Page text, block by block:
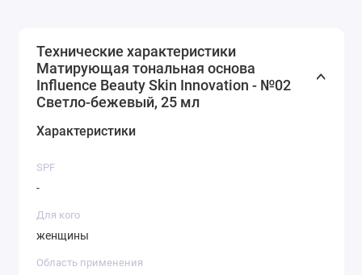
Технические характеристики
Матирующая тональная основа
Influence Beauty Skin Innovation - №02
Светло-бежевый, 25 мл
Характеристики
SPF
-
Для кого
женщины
Область применения